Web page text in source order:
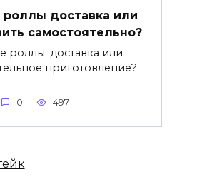
роллы доставка или
самостоятельно?
роллы: доставка или
приготовление?
0 497